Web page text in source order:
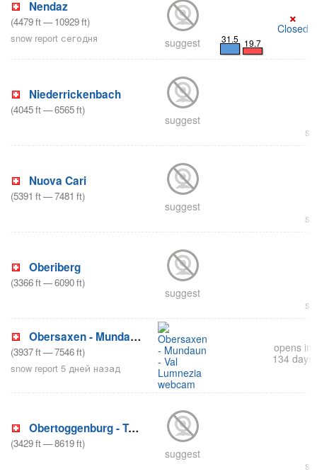
Nendaz
(4479ft—10929ft)
snow report сегодня
suggest 31.5 19.7
×
Closed
Niederrickenbach
(4045ft—6565ft)
suggest
Nuova Cari
(5391 ft—7481 ft)
suggest
Oberiberg
(3366ft—6090ft)
suggest
Obersaxen - Mundaun - Val Lumnezia
(3937ft—7546ft)
snow report 5 дней назад
opens in
134 days
Obertoggenburg - Toggenburg
(3429ft—8619ft)
suggest